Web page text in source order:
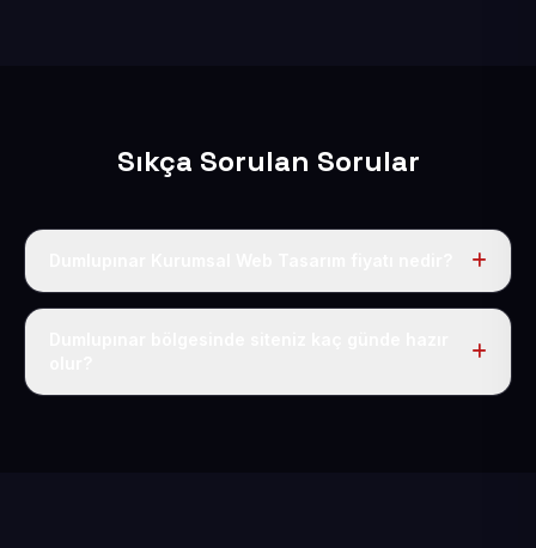
Sıkça Sorulan Sorular
Tek fiyat uygulanır: yıllık 50 USD + KDV. Bu bedele alan